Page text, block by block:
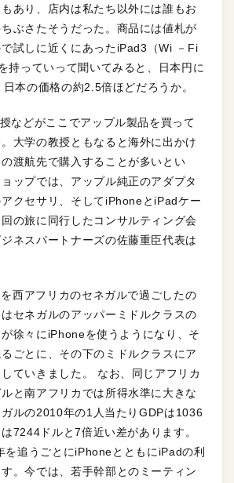
あり、店内は私たち以外には誰もお
ぶさたそうだった。商品には値札が
試しに近くにあったiPad3（Wi －Fi
持っていって聞いてみると、日本円に
本の価格の約2.5倍ほどだろうか。
などがここでアップル製品を買って
大学の教授ともなると海外に出かけ
渡航先で購入することが多いとい
ップでは、アップル純正のアダプタ
クセサリ、そしてiPhoneとiPadケー
の旅に同行したコンサルティング会
ネスパートナーズの佐藤重臣代表は
を西アフリカのセネガルで過ごしたの
セネガルのアッパーミドルクラスの
徐々にiPhoneを使うようになり、そ
ごとに、その下のミドルクラスにア
ていきました。 なお、同じアフリカ
と南アフリカでは所得水準に大きな
ルの2010年の1人当たりGDPは1036
7244ドルと7倍近い差があります。
を追うごとにiPhoneとともにiPadの利
。今では、若手幹部とのミーティン